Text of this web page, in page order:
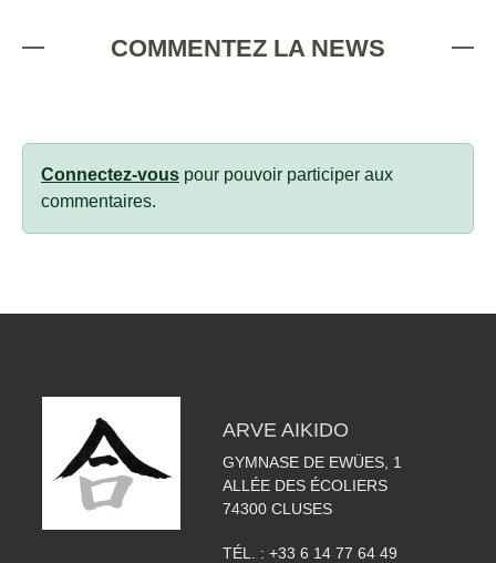
COMMENTEZ LA NEWS
Connectez-vous pour pouvoir participer aux
commentaires.
ARVE AIKIDO
GYMNASE DE EWÜES, 1
ALLÉE DES ÉCOLIERS
74300 CLUSES
TÉL. : +33 6 14 77 64 49